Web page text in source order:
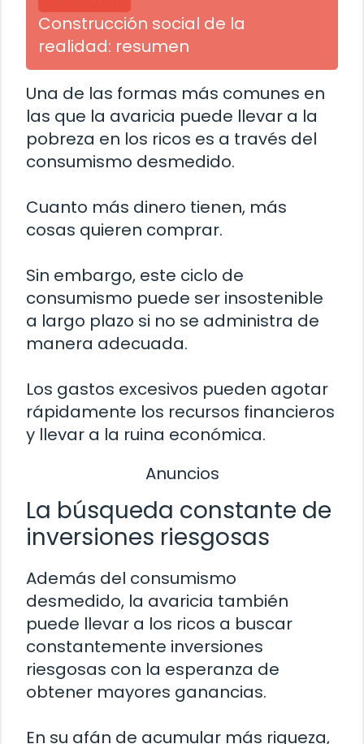
Construcción social de la
realidad: resumen
Una de las formas más comunes en
las que la avaricia puede llevar a la
pobreza en los ricos es a través del
consumismo desmedido.
Cuanto más dinero tienen, más
cosas quieren comprar.
Sin embargo, este ciclo de
consumismo puede ser insostenible
a largo plazo si no se administra de
manera adecuada.
Los gastos excesivos pueden agotar
rápidamente los recursos financieros
y llevar a la ruina económica.
Anuncios
La búsqueda constante de
inversiones riesgosas
Además del consumismo
desmedido, la avaricia también
puede llevar a los ricos a buscar
constantemente inversiones
riesgosas con la esperanza de
obtener mayores ganancias.
En su afán de acumular más riqueza,